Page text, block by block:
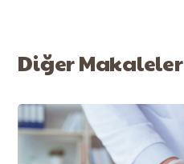
Diğer Makaleler